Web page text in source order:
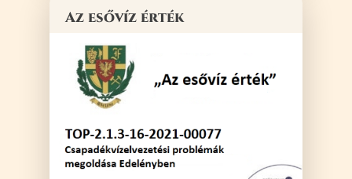
Az esővíz érték